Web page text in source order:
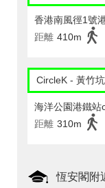
香港南風徑1號
距離 410m
CircleK - 黃竹
海洋公園港鐵站
距離 310m
恆安閣附